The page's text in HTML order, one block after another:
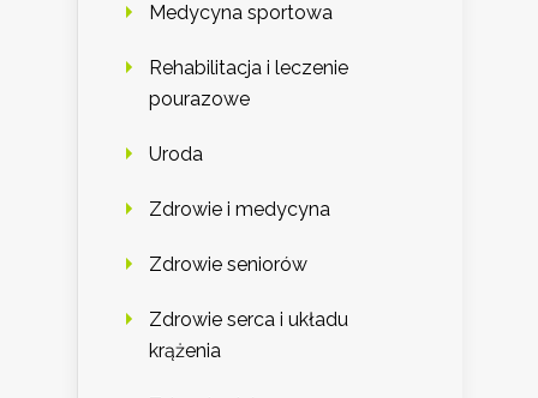
Medycyna sportowa
Rehabilitacja i leczenie
pourazowe
Uroda
Zdrowie i medycyna
Zdrowie seniorów
Zdrowie serca i układu
krążenia